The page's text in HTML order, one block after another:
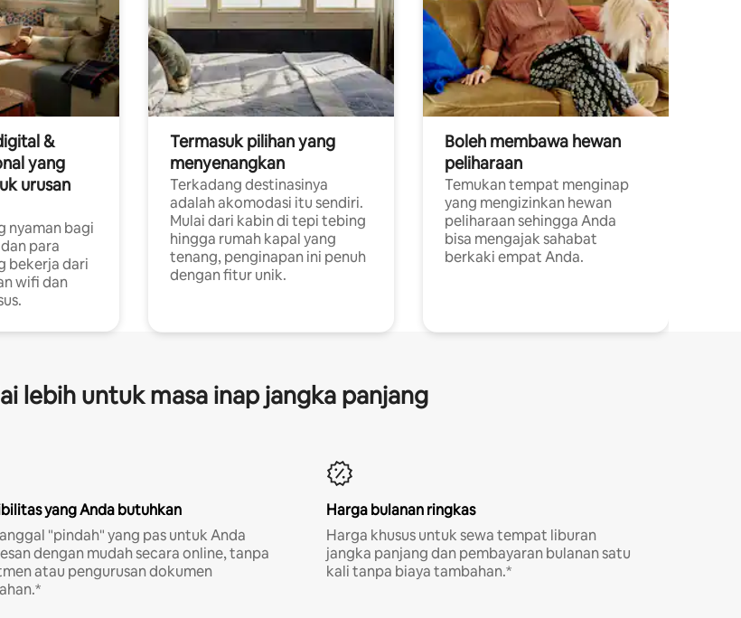
&
yang
urusan
nyaman bagi
para
bekerja dari
wifi dan
Termasuk pilihan yang
menyenangkan
Terkadang destinasinya
adalah akomodasi itu sendiri.
Mulai dari kabin di tepi tebing
hingga rumah kapal yang
tenang, penginapan ini penuh
dengan fitur unik.
Boleh membawa hewan
peliharaan
Temukan tempat menginap
yang mengizinkan hewan
peliharaan sehingga Anda
bisa mengajak sahabat
berkaki empat Anda.
lebih untuk masa inap jangka panjang
yang Anda butuhkan
"pindah" yang pas untuk Anda
dengan mudah secara online, tanpa
atau pengurusan dokumen
Harga bulanan ringkas
Harga khusus untuk sewa tempat liburan
jangka panjang dan pembayaran bulanan satu
kali tanpa biaya tambahan.*